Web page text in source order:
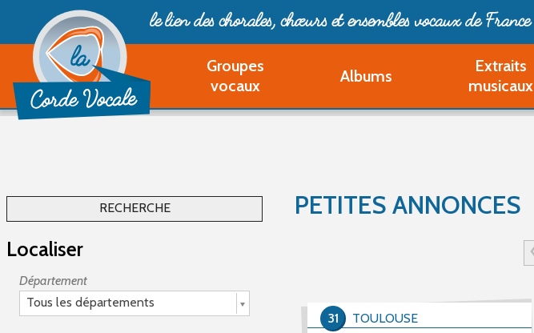
le lien des chorales, chœurset ensembles vocaux de France
Groupes
vocaux
Albums
Extraits
musicaux
RECHERCHE
Localiser
Département
Tous les départements
PETITES ANNONCES
TOULOUSE
31